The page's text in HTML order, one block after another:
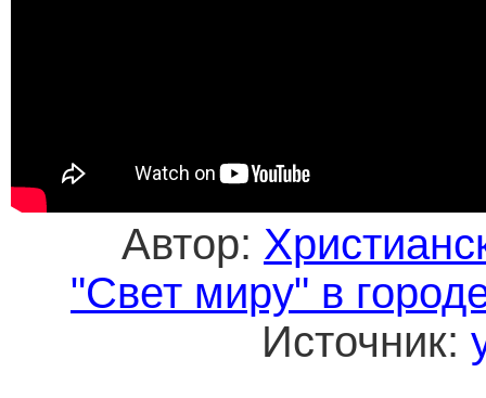
Автор:
"Свет миру" в
Источник: